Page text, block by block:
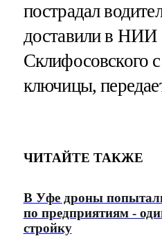
пострадал
доставили в НИИ
Склифосовского
ключицы,
ЧИТАЙТЕ ТАКЖЕ
В Уфе дроны
по предприятиям -
стройку